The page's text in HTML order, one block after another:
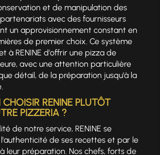
et de manipulation des
avec des fournisseurs
un approvisionnement constant en
de premier choix. Ce système
à RENINE d'offrir une pizza de
avec une attention particulière
détail, de la préparation jusqu'à la
RENINE PLUTÔT
PIZZERIA ?
de notre service, RENINE se
de ses recettes et par le
leur préparation. Nos chefs, forts de